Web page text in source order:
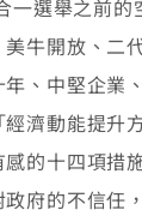
一選舉之前的
牛開放、二
、中堅企業
濟動能提升
的十四項措
府的不信任